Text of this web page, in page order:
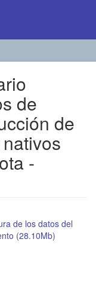
de
de
-
de los datos del
(28.10Mb)